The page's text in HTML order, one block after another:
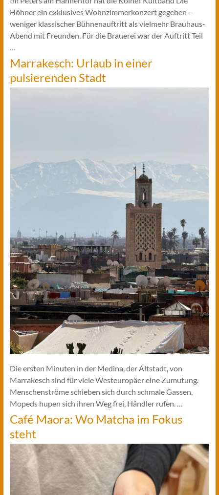
Höhner ein exklusives Wohnzimmerkonzert gegeben –
weniger klassischer Bühnenauftritt als vielmehr Brauhaus-
Abend mit Freunden. Für die Brauerei war der Auftritt Teil
…
Marrakesch: Urlaub in einer
pulsierenden Stadt
Die ersten Minuten in der Medina, der Altstadt, von
Marrakesch sind für viele Westeuropäer eine Zumutung.
Menschenströme schieben sich durch schmale Gassen,
Mopeds hupen sich ihren Weg frei, Händler rufen. …
Café Maora: Wo Matcha im Fokus
steht